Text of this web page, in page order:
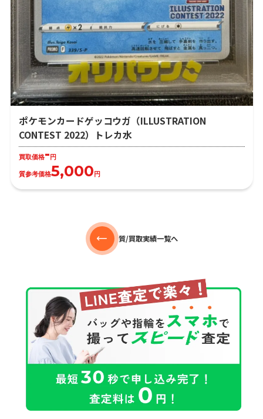
ポケモンカードゲッコウガ（ILLUSTRATION
CONTEST 2022）トレカ水
買取価格- 円
質参考価格5,000 円
質/買取実績一覧へ